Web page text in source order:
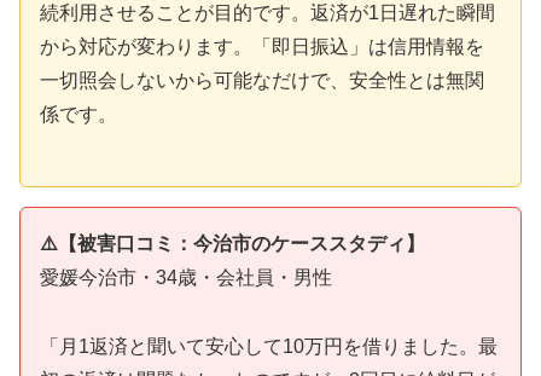
続利用させることが目的です。返済が1日遅れた瞬間
から対応が変わります。「即日振込」は信用情報を
一切照会しないから可能なだけで、安全性とは無関
係です。
⚠️【被害口コミ：今治市のケーススタディ】
愛媛今治市・34歳・会社員・男性
「月1返済と聞いて安心して10万円を借りました。最